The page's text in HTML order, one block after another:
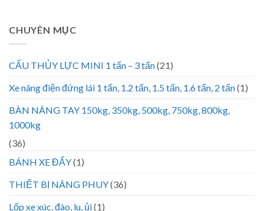
CHUYÊN MỤC
CẨU THỦY LỰC MINI 1 tấn – 3 tấn(21)
Xe nâng điện đứng lái 1 tấn, 1.2 tấn, 1.5 tấn, 1.6 tấn, 2 tấn(1)
BÀN NÂNG TAY 150kg, 350kg, 500kg, 750kg, 800kg,
1000kg
(36)
BÁNH XE ĐẨY(1)
THIẾT BỊ NÂNG PHUY(36)
Lốp xe xúc, đào, lu, ủi(1)